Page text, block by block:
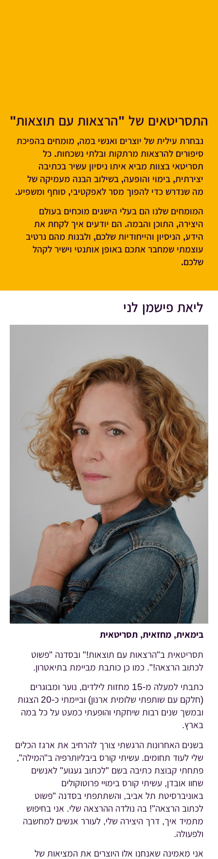
התסריטאים של "הרצאות עם תוצאות"
נבחרת עילית של יוצרים ואנשי במה, מומחים בהפיכת
סיפורים להרצאות מרתקות ובלתי נשכחות. כל
תסריטאי בצוות מביא איתו ניסיון עשיר בכתיבה
יצירתית, בימוי והופעה, בשילוב הבנה מעמיקה של
מה שנדרש כדי להפוך מסר לאפקטיבי, סוחף ומשפיע.
המומחים שלנו הם בעלי הישגים מוכחים בעולם
היצירה, התוכן והבמה. הם יודעים איך לקחת את
הידע, הניסיון והייחודיות שלכם, ולבנות מהם נרטיב
עוצמתי שמחבר אתכם באופן אותנטי וישיר לקהל
שלכם.
ליאת פישמן לני
בימאית, מחזאית, תסריטאית
תסריטאית ב"הרצאות עם תוצאות!" ובסדנה "פשוט
לכתוב הרצאה!". כמו כן כותבת מביימת בתיאטרון.
כתבתי למעלה מ-15 מחזות לילדים, נוער ומבוגרים
(חלקם עם שותפתי שלומית ארנון) וביימתי כ-20 הצגות
ובמשך שנים רבות שיחקתי והופעתי כמעט על כל במה
בארץ.
בשנים האחרונות הרגשתי צורך להרחיב את ארגז הכלים
שלי לעוד תחומים. עשיתי קורס ביבליותרפיה ב"המילה",
פתחתי קבוצת כתיבה בשם "לכתוב געגוע" לאנשים
שחוו אובדן, עשיתי קורס בימויי פרוטוקולים
באוניברסיטת תל אביב, והשתתפתי בסדנה "פשוט
לכתוב הרצאה"! בה נולדה ההרצאה שלי. אני בחיפוש
מתמיד איך, דרך היצירה שלי, לעורר אנשים למחשבה
ולפעולה.
אני מאמינה שאנחנו אלו היוצרים את המציאות של